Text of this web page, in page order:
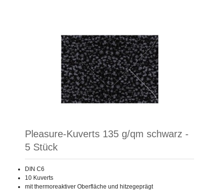
Pleasure-Kuverts 135 g/qm schwarz -
5 Stück
DIN C6
10 Kuverts
mit thermoreaktiver Oberfläche und hitzegeprägt